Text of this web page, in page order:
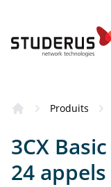
Produits
3CX
24